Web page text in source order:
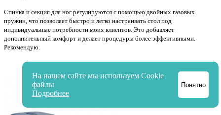
Спинка и секция для ног регулируются с помощью двойных газовых
пружин, что позволяет быстро и легко настраивать стол под
индивидуальные потребности моих клиентов. Это добавляет
дополнительный комфорт и делает процедуры более эффективными.
Рекомендую.
На нашем сайте мы используем Cookie
файлы
Подробнее
Понятно